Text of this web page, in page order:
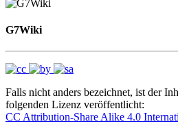
G7Wiki
Falls nicht anders bezeichnet, ist der
folgenden Lizenz veröffentlicht:
CC Attribution-Share Alike 4.0